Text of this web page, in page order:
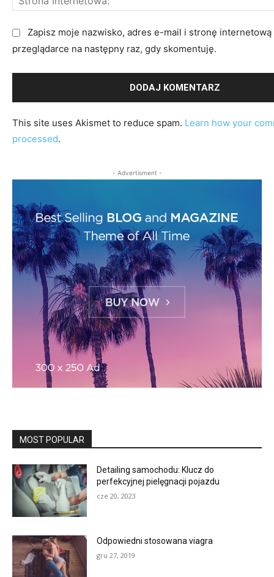
a
r
z
Zapisz moje nazwisko, adres e-mail i stronę
przeglądarce na następny raz, gdy skomentuję.
This site uses Akismet to reduce spam. Learn how your
processed.
- Advertisment -
MOST POPULAR
Detailing samochodu: Klucz do
perfekcyjnej pielęgnacji pojazdu
cze 20, 2023
Odpowiedni stosowana viagra
gru 27, 2019